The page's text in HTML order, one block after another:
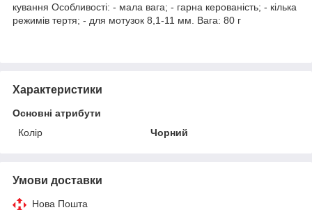
кування Особливості: - мала вага; - гарна керованість; - кілька
режимів тертя; - для мотузок 8,1-11 мм. Вага: 80 г
Характеристики
Основні атрибути
Колір
Чорний
Умови доставки
Нова Пошта